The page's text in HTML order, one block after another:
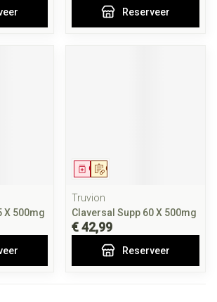
Reserveer
X 500mg
Op voorschrift
Geneesmiddel
Truvion
Claversal Supp 60 X 500mg
€ 42,99
Reserveer